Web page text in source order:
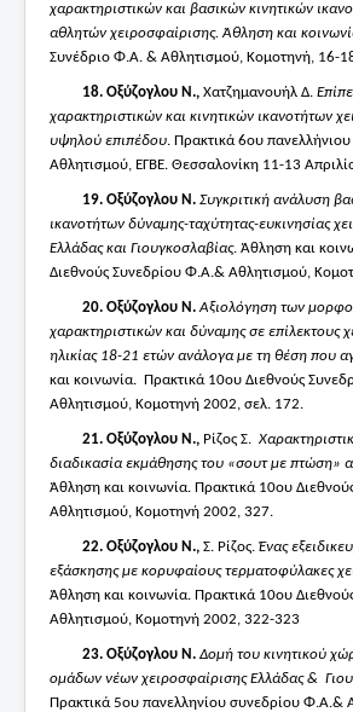
χαρακτηριστικών και βασικών κινητικών
αθλητών χειροσφαίρισης. Άθληση και
Συνέδριο Φ.Α. & Αθλητισμού, Κομοτηνή, 16-
18. Οξύζογλου Ν., Χατζημανουήλ Δ.
χαρακτηριστικών και κινητικών ικανοτήτων
υψηλού επιπέδου. Πρακτικά 6ου
Αθλητισμού, ΕΓΒΕ. Θεσσαλονίκη 11-13
19. Οξύζογλου Ν. Συγκριτική ανάλυση
ικανοτήτων δύναμης-ταχύτητας-ευκινησίας
Ελλάδας και Γιουγκοσλαβίας. Άθληση και
Διεθνούς Συνεδρίου Φ.Α.& Αθλητισμού,
20. Οξύζογλου Ν. Αξιολόγηση των
χαρακτηριστικών και δύναμης σε επίλεκτους
ηλικίας 18-21 ετών ανάλογα με τη θέση που
και κοινωνία. Πρακτικά 10ου Διεθνούς
Αθλητισμού, Κομοτηνή 2002, σελ. 172.
21. Οξύζογλου Ν., Ρίζος Σ.
διαδικασία εκμάθησης του «σουτ με πτώση»
Άθληση και κοινωνία. Πρακτικά 10ου
Αθλητισμού, Κομοτηνή 2002, 327.
22. Οξύζογλου Ν., Σ. Ρίζος. Ένας
εξάσκησης με κορυφαίους τερματοφύλακες
Άθληση και κοινωνία. Πρακτικά 10ου
Αθλητισμού, Κομοτηνή 2002, 322-323
23. Οξύζογλου Ν. Δομή του κινητικού
ομάδων νέων χειροσφαίρισης Ελλάδας &
Πρακτικά 5ου πανελληνίου συνεδρίου Φ.Α.&